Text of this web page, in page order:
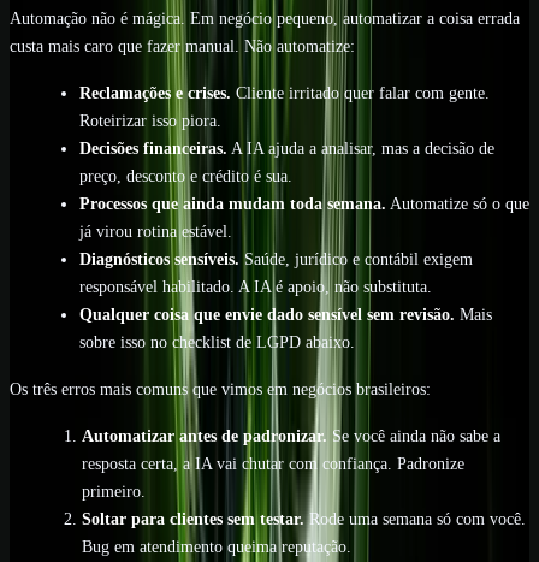
Automação não é mágica. Em negócio pequeno, automatizar a coisa errada
custa mais caro que fazer manual. Não automatize:
Reclamações e crises. Cliente irritado quer falar com gente.
Roteirizar isso piora.
Decisões financeiras. A IA ajuda a analisar, mas a decisão de
preço, desconto e crédito é sua.
Processos que ainda mudam toda semana. Automatize só o que
já virou rotina estável.
Diagnósticos sensíveis. Saúde, jurídico e contábil exigem
responsável habilitado. A IA é apoio, não substituta.
Qualquer coisa que envie dado sensível sem revisão. Mais
sobre isso no checklist de LGPD abaixo.
Os três erros mais comuns que vimos em negócios brasileiros:
Automatizar antes de padronizar. Se você ainda não sabe a
resposta certa, a IA vai chutar com confiança. Padronize
primeiro.
Soltar para clientes sem testar.Rode uma semana só com você.
Bug em atendimento queima reputação.